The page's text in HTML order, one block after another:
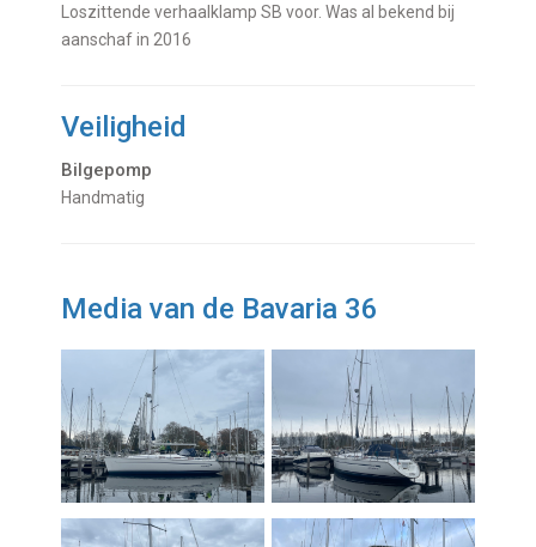
aanschaf in 2016
Veiligheid
Bilgepomp
Handmatig
Media van de Bavaria 36